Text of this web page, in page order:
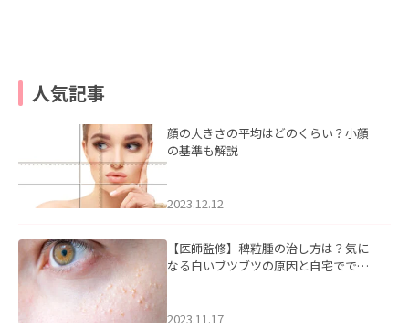
人気記事
顔の大きさの平均はどのくらい？小顔
の基準も解説
2023.12.12
【医師監修】稗粒腫の治し方は？気に
なる白いブツブツの原因と自宅ででき
2023.11.17